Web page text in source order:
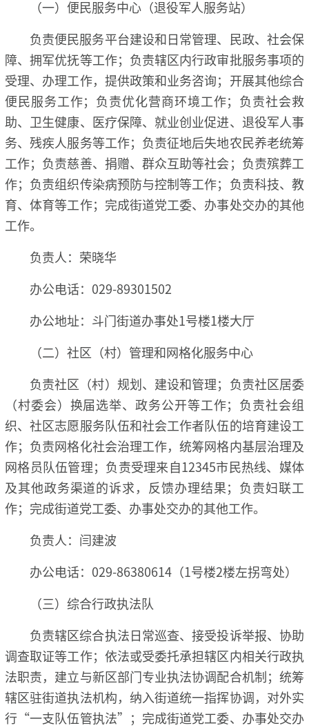
（一）便民服务中心（退役军人服务站）
负责便民服务平台建设和日常管理、民政、社会保
障、拥军优抚等工作；负责辖区内行政审批服务事项的
受理、办理工作，提供政策和业务咨询；开展其他综合
便民服务工作；负责优化营商环境工作；负责社会救
助、卫生健康、医疗保障、就业创业促进、退役军人事
务、残疾人服务等工作；负责征地后失地农民养老统筹
工作；负责慈善、捐赠、群众互助等社会；负责殡葬工
作；负责组织传染病预防与控制等工作；负责科技、教
育、体育等工作；完成街道党工委、办事处交办的其他
工作。
负责人：荣晓华
办公电话：029-89301502
办公地址：斗门街道办事处1号楼1楼大厅
（二）社区（村）管理和网格化服务中心
负责社区（村）规划、建设和管理；负责社区居委
（村委会）换届选举、政务公开等工作；负责社会组
织、社区志愿服务队伍和社会工作者队伍的培育建设工
作；负责网格化社会治理工作，统筹网格内基层治理及
网格员队伍管理；负责受理来自12345市民热线、媒体
及其他政务渠道的诉求，反馈办理结果；负责妇联工
作；完成街道党工委、办事处交办的其他工作。
负责人：闫建波
办公电话：029-86380614（1号楼2楼左拐弯处）
（三）综合行政执法队
负责辖区综合执法日常巡查、接受投诉举报、协助
调查取证等工作；依法或受委托承担辖区内相关行政执
法职责，建立与新区部门专业执法协调配合机制；统筹
辖区驻街道执法机构，纳入街道统一指挥协调，对外实
行“一支队伍管执法”；完成街道党工委、办事处交办